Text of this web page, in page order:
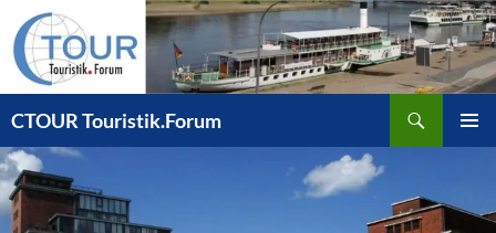
Zum
Inhalt
springen
CTOUR Touristik.Forum